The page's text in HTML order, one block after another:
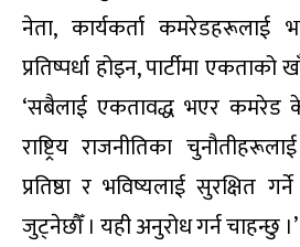
नेता, कार्यकर्ता कमरेडहरूलाई
प्रतिष्पर्धा होइन, पार्टीमा
‘सबैलाई एकतावद्ध भएर कमरेड
राष्ट्रिय राजनीतिका
प्रतिष्ठा र भविष्यलाई सुरक्षित
जुट्नेछौँ । यही अनुरोध गर्न चाहन्छु ।’